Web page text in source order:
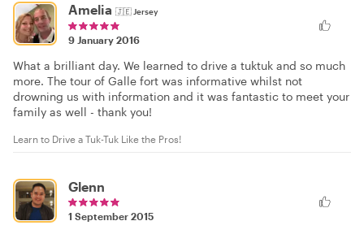
Amelia 🇯🇪 Jersey
9 January 2016
What a brilliant day. We learned to drive a tuktuk and so much
more. The tour of Galle fort was informative whilst not
drowning us with information and it was fantastic to meet your
family as well - thank you!
Learn to Drive a Tuk-Tuk Like the Pros!
Glenn
1 September 2015